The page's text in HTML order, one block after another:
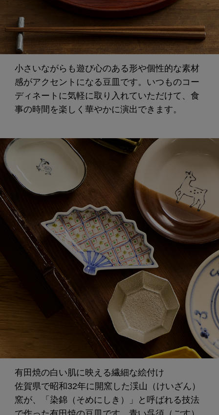
小さいながらも遊び心のある形や個性的な素材
感がアクセントになる豆皿です。いつものコー
ディネートに気軽に取り入れていただけて、食
事の時間を楽しく華やかに演出できます。
有田焼の白い肌に映える繊細な絵付け
佐賀県で昭和32年に開窯した渓山（けいざん）
窯が、「染錦（そめにしき）」と呼ばれる技法